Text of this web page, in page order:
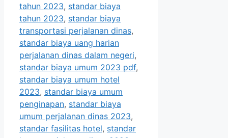
tahun 2023, standar biaya
tahun 2023, standar biaya
transportasi perjalanan dinas,
standar biaya uang harian
perjalanan dinas dalam negeri,
standar biaya umum 2023 pdf,
standar biaya umum hotel
2023, standar biaya umum
penginapan, standar biaya
umum perjalanan dinas 2023,
standar fasilitas hotel, standar